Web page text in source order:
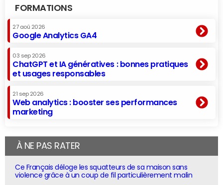
FORMATIONS
27 aoû 2026
Google Analytics GA4
03 sep 2026
ChatGPT et IA génératives : bonnes pratiques
et usages responsables
21 sep 2026
Web analytics : booster ses performances
marketing
À NE PAS RATER
Ce Français déloge les squatteurs de sa maison sans
violence grâce à un coup de fil particulièrement malin